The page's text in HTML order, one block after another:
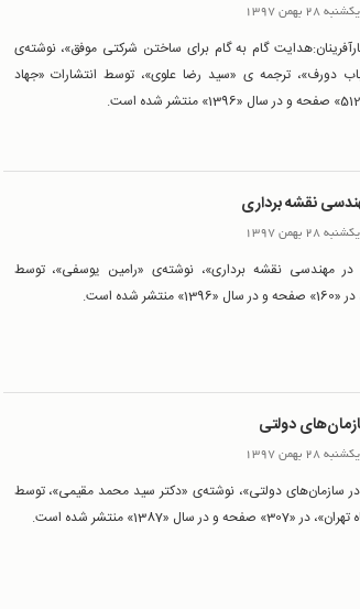
یکشنبه 28 بهمن 1397
گام به گام برای ساختن شركتی موفق»، نوشته‌ی
دورف»، ترجمه ی «سید رضا علوی»، توسط انتشارات «جهاد
نقشه برداری
یکشنبه 28 بهمن 1397
در مهندسی نقشه برداری»، نوشته‌ی «رامین یوسفی»، توسط
شده است.
دولتی
یکشنبه 28 بهمن 1397
در سازمان‌های دولتی»، نوشته‌ی «دکتر سید محمد مقیمی»، توسط
در سال «1387» منتشر شده است.